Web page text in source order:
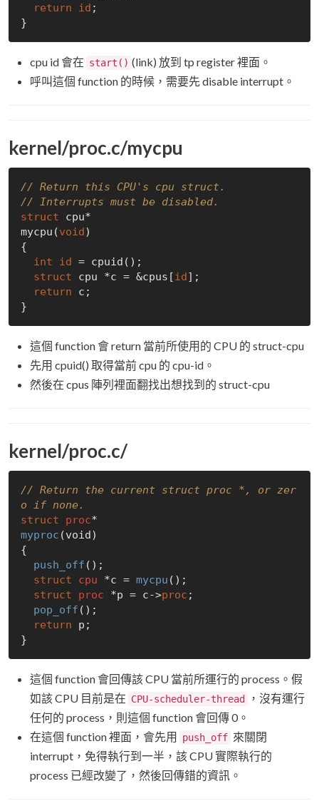
return
id ;
cpu id 會在 start() (link) 放到 tp register 裡面。
呼叫這個 function 的時候，需要先 disable interrupt。
kernel/proc.c/mycpu
// Return this CPU's cpu struct.
// Interrupts must be disabled.
struct cpu*
mycpu(void)
{
int
id = cpuid();
struct cpu *c = &cpus[ id];
return c;
這個 function 會 return 當前所使用的 CPU 的 struct-cpu
先用 cpuid() 取得當前 cpu 的 cpu-id。
然後在 cpus 陣列裡面翻找出想找到的 struct-cpu
kernel/proc.c/
// Return the current struct proc *, or zer
o if none.
struct
proc
myproc (void)
{
push_off ();
struct
cpu *c = mycpu ();
struct
proc *p = c->proc ;
pop_off ();
return p;
這個 function 會回傳該 CPU 當前所運行的 process。假
如該 CPU 目前是在 CPU-scheduler-thread
，沒有運行
任何的 process，則這個 function 會回傳 0。
在這個 function 裡面，會先用 push_off 來關閉
interrupt，免得執行到一半，該 CPU 實際執行的
process 已經改變了，然後回傳錯的資訊。